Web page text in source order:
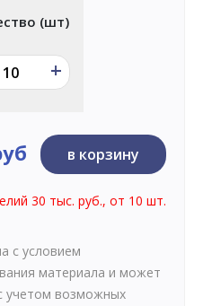
(шт)
+
в корзину
30 тыс. руб., от 10 шт.
с условием
материала и может
учетом возможных